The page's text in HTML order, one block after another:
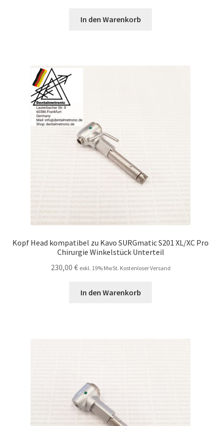
In den Warenkorb
Kopf Head kompatibel zu Kavo SURGmatic S201 XL/XC Pro
Chirurgie Winkelstück Unterteil
230,00 € exkl. 19% MwSt. Kostenloser Versand
In den Warenkorb